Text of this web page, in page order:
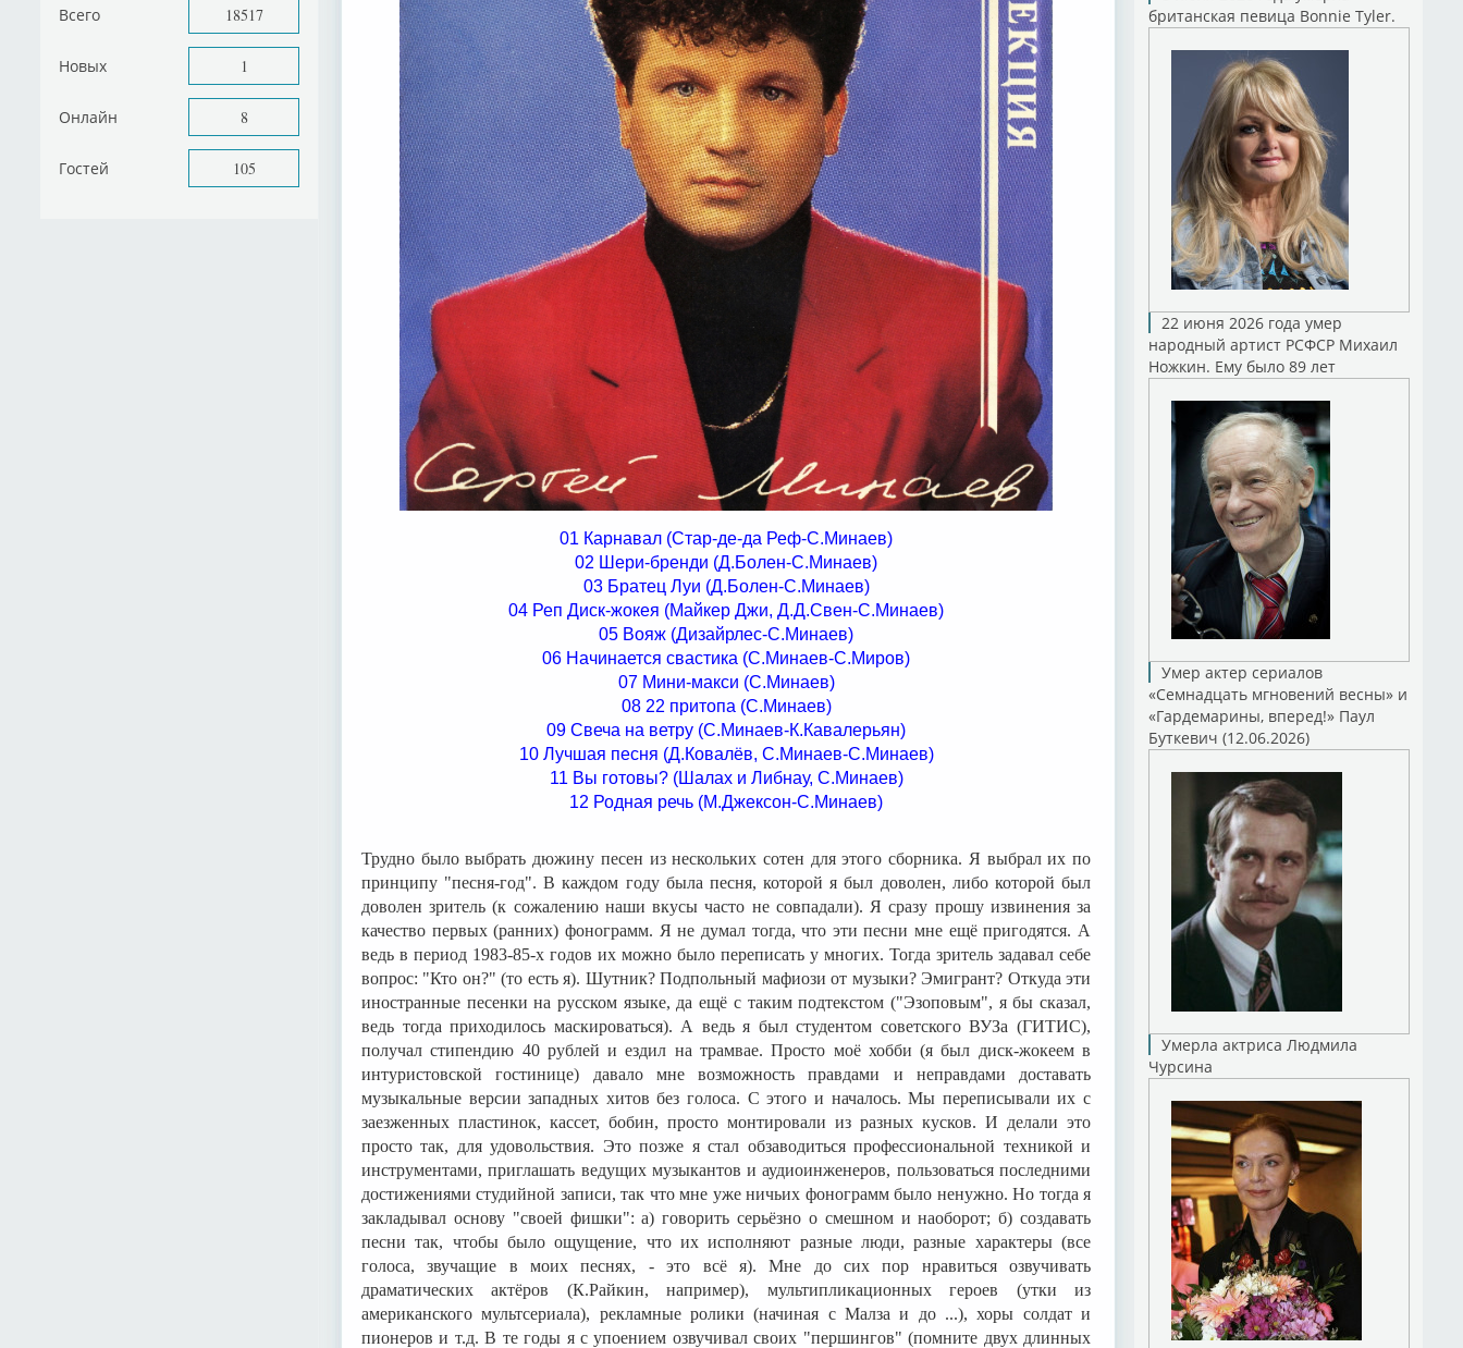
Всего 18517
Новых 1
Онлайн 8
Гостей 105
01 Карнавал (Стар-де-да Реф-С.Минаев)
02 Шери-бренди (Д.Болен-С.Минаев)
03 Братец Луи (Д.Болен-С.Минаев)
04 Реп Диск-жокея (Майкер Джи, Д.Д.Свен-С.Минаев)
05 Вояж (Дизайрлес-С.Минаев)
06 Начинается свастика (С.Минаев-С.Миров)
07 Мини-макси (С.Минаев)
08 22 притопа (С.Минаев)
09 Свеча на ветру (С.Минаев-К.Кавалерьян)
10 Лучшая песня (Д.Ковалёв, С.Минаев-С.Минаев)
11 Вы готовы? (Шалах и Либнау, С.Минаев)
12 Родная речь (М.Джексон-С.Минаев)
Трудно было выбрать дюжину песен из нескольких сотен для этого сборника. Я выбрал их по
принципу "песня-год". В каждом году была песня, которой я был доволен, либо которой был
доволен зритель (к сожалению наши вкусы часто не совпадали). Я сразу прошу извинения за
качество первых (ранних) фонограмм. Я не думал тогда, что эти песни мне ещё пригодятся. А
ведь в период 1983-85-х годов их можно было переписать у многих. Тогда зритель задавал себе
вопрос: "Кто он?" (то есть я). Шутник? Подпольный мафиози от музыки? Эмигрант? Откуда эти
иностранные песенки на русском языке, да ещё с таким подтекстом ("Эзоповым", я бы сказал,
ведь тогда приходилось маскироваться). А ведь я был студентом советского ВУЗа (ГИТИС),
получал стипендию 40 рублей и ездил на трамвае. Просто моё хобби (я был диск-жокеем в
интуристовской гостинице) давало мне возможность правдами и неправдами доставать
музыкальные версии западных хитов без голоса. С этого и началось. Мы переписывали их с
заезженных пластинок, кассет, бобин, просто монтировали из разных кусков. И делали это
просто так, для удовольствия. Это позже я стал обзаводиться профессиональной техникой и
инструментами, приглашать ведущих музыкантов и аудиоинженеров, пользоваться последними
достижениями студийной записи, так что мне уже ничьих фонограмм было ненужно. Но тогда я
закладывал основу "своей фишки": а) говорить серьёзно о смешном и наоборот; б) создавать
песни так, чтобы было ощущение, что их исполняют разные люди, разные характеры (все
голоса, звучащие в моих песнях, - это всё я). Мне до сих пор нравиться озвучивать
драматических актёров (К.Райкин, например), мультипликационных героев (утки из
американского мультсериала), рекламные ролики (начиная с Малза и до ...), хоры солдат и
пионеров и т.д. В те годы я с упоением озвучивал своих "першингов" (помните двух длинных
британская певица Bonnie Tyler.
22 июня 2026 года умер
народный артист РСФСР Михаил
Ножкин. Ему было 89 лет
Умер актер сериалов
«Семнадцать мгновений весны» и
«Гардемарины, вперед!» Паул
Буткевич (12.06.2026)
Умерла актриса Людмила
Чурсина